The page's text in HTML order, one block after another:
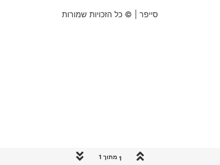
1 מתוך 1
סייפר | © כל הזכויות שמורות